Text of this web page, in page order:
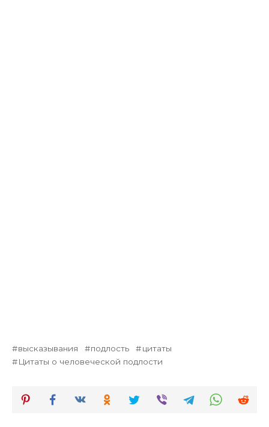
высказывания подлость
цитаты
Цитаты о человеческой подлости